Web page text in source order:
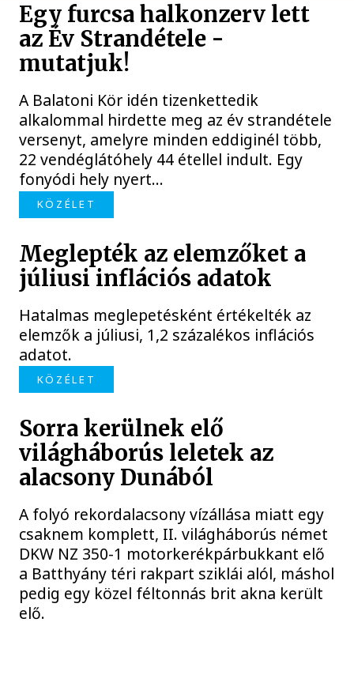
Egy furcsa halkonzerv lett
az Év Strandétele -
mutatjuk!
A Balatoni Kör idén tizenkettedik
alkalommal hirdette meg az év strandétele
versenyt, amelyre minden eddiginél több,
22 vendéglátóhely 44 étellel indult. Egy
fonyódi hely nyert...
KÖZÉLET
Meglepték az elemzőket a
júliusi inflációs adatok
Hatalmas meglepetésként értékelték az
elemzők a júliusi, 1,2 százalékos inflációs
adatot.
KÖZÉLET
Sorra kerülnek elő
világháborús leletek az
alacsony Dunából
A folyó rekordalacsony vízállása miatt egy
csaknem komplett, II. világháborús német
DKW NZ 350-1 motorkerékpárbukkant elő
a Batthyány téri rakpart sziklái alól, máshol
pedig egy közel féltonnás brit akna került
elő.